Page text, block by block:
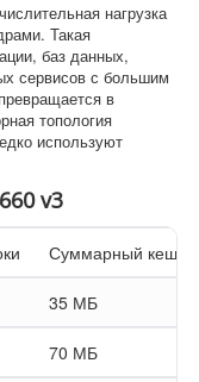
нагрузка
Такая
баз данных,
сервисов с большим
в
топология
используют
v3
Суммарный кеш
35 МБ
70 МБ